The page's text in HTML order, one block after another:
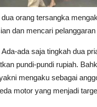
orang tersangka
dan mencari
Ada-ada saja tingkah dua
pundi-pundi rupiah.
mengaku sebagai
motor yang menjadi